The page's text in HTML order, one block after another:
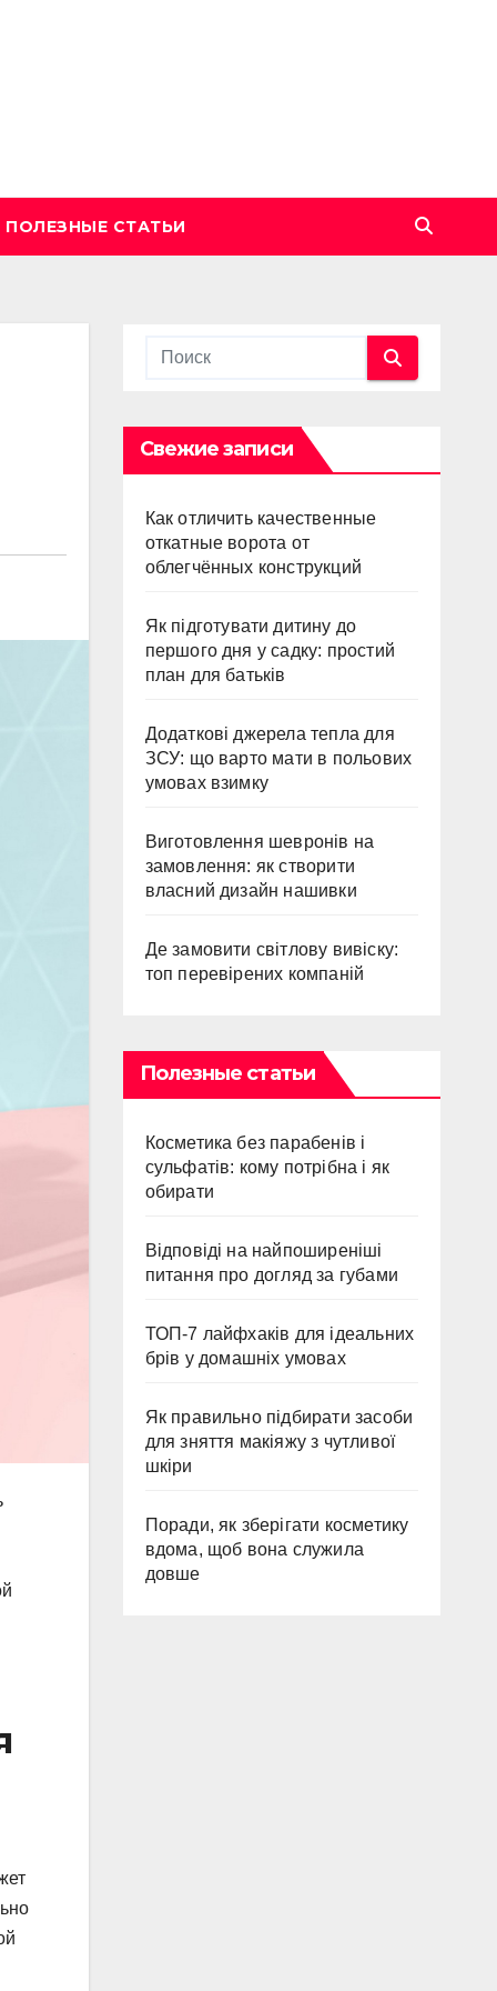
ПОЛЕЗНЫЕ СТАТЬИ
Свежие записи
Как отличить качественные
откатные ворота от
облегчённых конструкций
Як підготувати дитину до
першого дня у садку: простий
план для батьків
Додаткові джерела тепла для
ЗСУ: що варто мати в польових
умовах взимку
Виготовлення шевронів на
замовлення: як створити
власний дизайн нашивки
Де замовити світлову вивіску:
топ перевірених компаній
Полезные статьи
Косметика без парабенів і
сульфатів: кому потрібна і як
обирати
Відповіді на найпоширеніші
питання про догляд за губами
ТОП-7 лайфхаків для ідеальних
брів у домашніх умовах
Як правильно підбирати засоби
для зняття макіяжу з чутливої
шкіри
Поради, як зберігати косметику
вдома, щоб вона служила
довше